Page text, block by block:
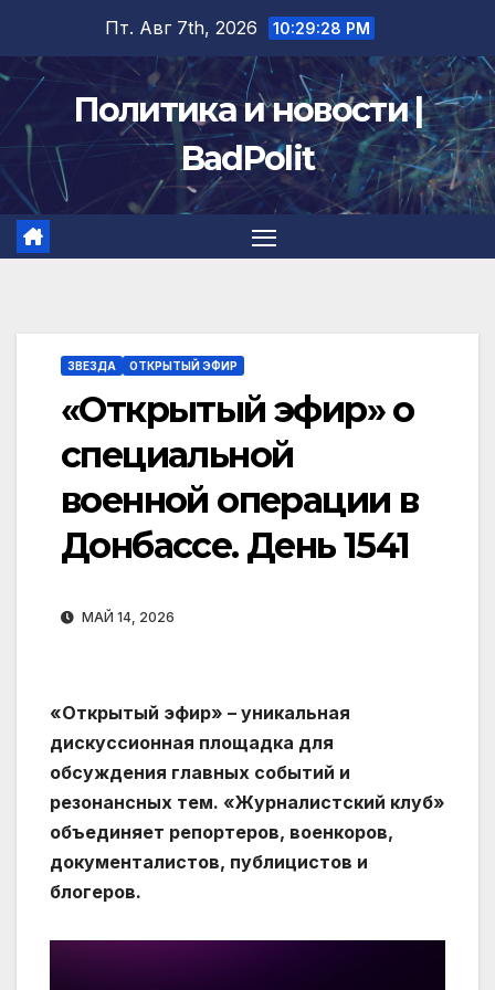
содержимому
Пт. Авг 7th, 2026 10:29:29 PM
Политика и новости |
BadPolit
ЗВЕЗДА ОТКРЫТЫЙ ЭФИР
«Открытый эфир» о
специальной
военной операции в
Донбассе. День 1541
МАЙ 14, 2026
«Открытый эфир» – уникальная
дискуссионная площадка для
обсуждения главных событий и
резонансных тем. «Журналистский клуб»
объединяет репортеров, военкоров,
документалистов, публицистов и
блогеров.